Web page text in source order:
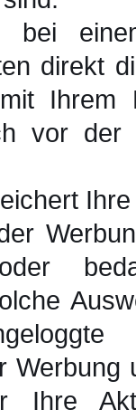
bei
direkt
Ihrem
vor der
Ihre